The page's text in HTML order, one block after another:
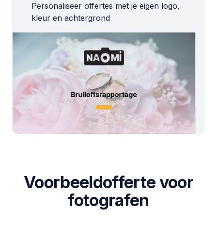
Personaliseer offertes met je eigen logo,
kleur en achtergrond
Voorbeeldofferte voor
fotografen